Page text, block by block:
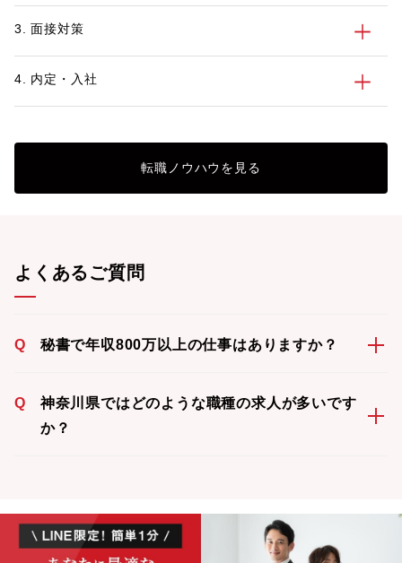
3. 面接対策
4. 内定・入社
転職ノウハウを見る
よくあるご質問
Q 秘書で年収800万以上の仕事はありますか？
Q
神奈川県ではどのような職種の求人が多いです
か？